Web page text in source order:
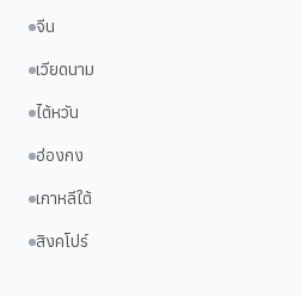
จีน
เวียดนาม
ไต้หวัน
ฮ่องกง
เกาหลีใต้
สิงคโปร์